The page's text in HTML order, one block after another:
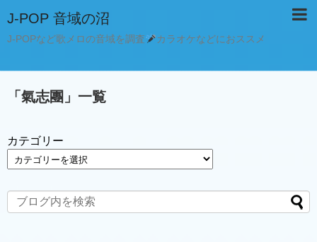
J-POP 音域の沼
J-POPなど歌メロの音域を調査 カラオケなどにおススメ
「 氣志團 」 一覧
カテゴリー